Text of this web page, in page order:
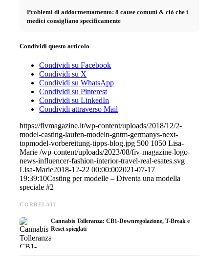
Problemi di addormentamento: 8 cause comuni & ciò che i
medici consigliano specificamente
Condividi questo articolo
Condividi su Facebook
Condividi su X
Condividi su WhatsApp
Condividi su Pinterest
Condividi su LinkedIn
Condividi attraverso Mail
https://fivmagazine.it/wp-content/uploads/2018/12/2-
model-casting-laufen-modeln-gntm-germanys-next-
topmodel-vorbereitung-tipps-blog.jpg 500 1050 Lisa-
Marie /wp-content/uploads/2023/08/fiv-magazine-logo-
news-influencer-fashion-interior-travel-real-esates.svg
Lisa-Marie2018-12-22 00:00:002021-07-17
19:39:10Casting per modelle – Diventa una modella
speciale #2
CORRELATI
Cannabis Tolleranza: CB1-Downregolazione, T-Break e
Reset spieglati